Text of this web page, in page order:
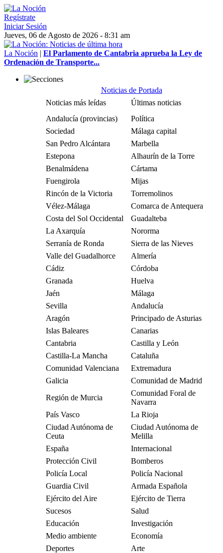
Regístrate
Iniciar Sesión
Jueves, 06 de Agosto de 2026 - 8:31 am
La Noción | El Parlamento de Cantabria aprueba la Ley de
Ordenación de Transporte...
Noticias de Portada
Noticias más leídas
Últimas noticias
Andalucía (provincias)
Política
Sociedad
Málaga capital
San Pedro Alcántara
Marbella
Estepona
Alhaurín de la Torre
Benalmádena
Cártama
Fuengirola
Mijas
Rincón de la Victoria
Torremolinos
Vélez-Málaga
Comarca de Antequera
Costa del Sol Occidental
Guadalteba
La Axarquía
Nororma
Serranía de Ronda
Sierra de las Nieves
Valle del Guadalhorce
Almería
Cádiz
Córdoba
Granada
Huelva
Jaén
Málaga
Sevilla
Andalucía
Aragón
Principado de Asturias
Islas Baleares
Canarias
Cantabria
Castilla y León
Castilla-La Mancha
Cataluña
Comunidad Valenciana
Extremadura
Galicia
Comunidad de Madrid
Región de Murcia
Comunidad Foral de
Navarra
País Vasco
La Rioja
Ciudad Autónoma de
Ceuta
Ciudad Autónoma de
Melilla
España
Internacional
Protección Civil
Bomberos
Policía Local
Policía Nacional
Guardia Civil
Armada Española
Ejército del Aire
Ejército de Tierra
Sucesos
Salud
Educación
Investigación
Medio ambiente
Economía
Deportes
Arte